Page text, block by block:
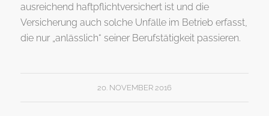
ausreichend haftpflichtversichert ist und die
Versicherung auch solche Unfälle im Betrieb erfasst,
die nur „anlässlich“ seiner Berufstätigkeit passieren.
20. NOVEMBER 2016